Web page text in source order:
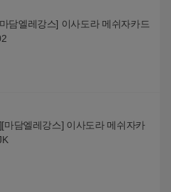
담엘레강스] 이사도라 메쉬자카드
마담엘레강스] 이사도라 메쉬자카